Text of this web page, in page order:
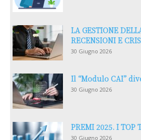
LA GESTIONE
RECENSIONI E
30 Giugno 2026
Il “Modulo CAI”
30 Giugno 2026
PREMI 2025. I TOP
30 Giugno 2026